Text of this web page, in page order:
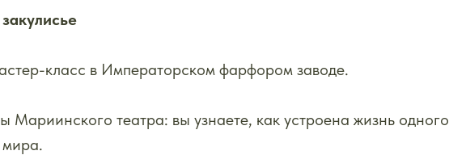
класс в Императорском фарфором заводе.
Мариинского театра: вы узнаете, как устроена жизнь одного
мира.